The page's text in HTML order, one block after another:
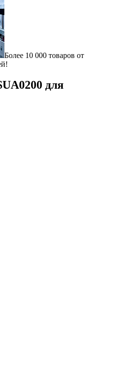
Более 10 000 товаров от
для